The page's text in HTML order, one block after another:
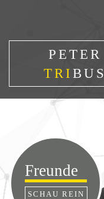
PETER
TRIBUS
Freunde
SCHAU REIN